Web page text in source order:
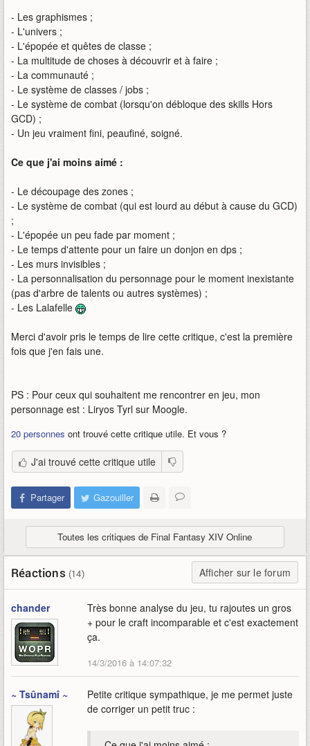
- Les graphismes ;
- L'univers ;
- L'épopée et quêtes de classe ;
- La multitude de choses à découvrir et à faire ;
- La communauté ;
- Le système de classes / jobs ;
- Le système de combat (lorsqu'on débloque des skills Hors
GCD) ;
- Un jeu vraiment fini, peaufiné, soigné.
Ce que j'ai moins aimé :
- Le découpage des zones ;
- Le système de combat (qui est lourd au début à cause du GCD)
;
- L'épopée un peu fade par moment ;
- Le temps d'attente pour un faire un donjon en dps ;
- Les murs invisibles ;
- La personnalisation du personnage pour le moment inexistante
(pas d'arbre de talents ou autres systèmes) ;
- Les Lalafelle
Merci d'avoir pris le temps de lire cette critique, c'est la première
fois que j'en fais une.
PS : Pour ceux qui souhaitent me rencontrer en jeu, mon
personnage est : Liryos Tyrl sur Moogle.
20 personnes ont trouvé cette critique utile. Et vous ?
J'ai trouvé cette critique utile
Partager Gazouiller
Toutes les critiques de Final Fantasy XIV Online
Réactions (14) Afficher sur le forum
chander
Très bonne analyse du jeu, tu rajoutes un gros
+ pour le craft incomparable et c'est exactement
ça.
14/3/2016 à 14:07:32
~ Tsûnamî ~
Petite critique sympathique, je me permet juste
de corriger un petit truc :